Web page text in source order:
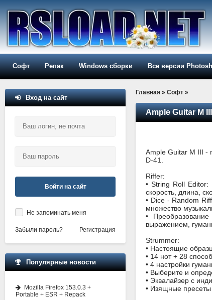
Софт Репак Windows сборки Все версии
Главная » Софт »
Ample Guitar M
Ample Guitar M III -
D-41.
Riffer:
• String Roll Editor:
скорость, длина,
• Dice - Random
множество
•
выражением,
Strummer:
• Настоящие
• 14 нот + 28
• 4 настройки
• Выберите и
• Эквалайзер с
• Изящные пресеты
Вход на сайт
Войти на сайт
Не запоминать меня
Забыли пароль? Регистрация
Популярные новости
Mozilla Firefox 153.0.3 +
Portable + ESR + Repack